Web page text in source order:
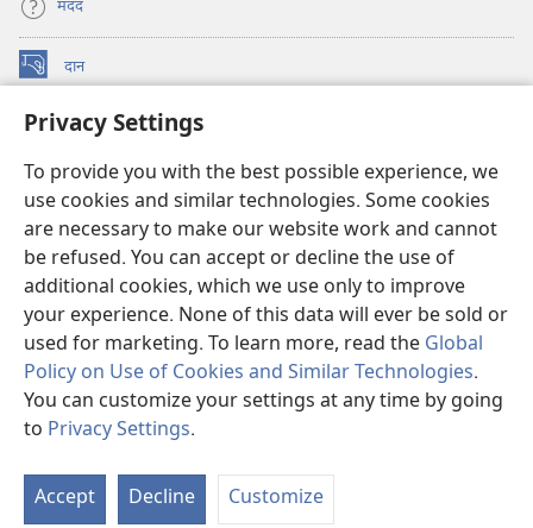
Privacy Settings
To provide you with the best possible experience, we
use cookies and similar technologies. Some cookies
are necessary to make our website work and cannot
be refused. You can accept or decline the use of
additional cookies, which we use only to improve
your experience. None of this data will ever be sold or
used for marketing. To learn more, read the Global
Policy on Use of Cookies and Similar Technologies.
You can customize your settings at any time by going
to Privacy Settings.
Accept Decline Customize
मदद
दान
(opens
window)
वॉचटावर ऑनलाइन लाइब्रेरी
new
JW Hub ®
(opens
new
window)
ऐप
वॉचटावर लाइब्रेरी
Copyright© 2026 Watch Tower Bible and Tract Society of Pennsylvania.
इस्तेमाल की शर्तें